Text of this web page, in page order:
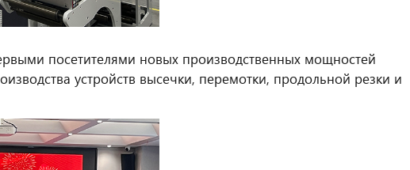
посетителями новых производственных мощностей
устройств высечки, перемотки, продольной резки и